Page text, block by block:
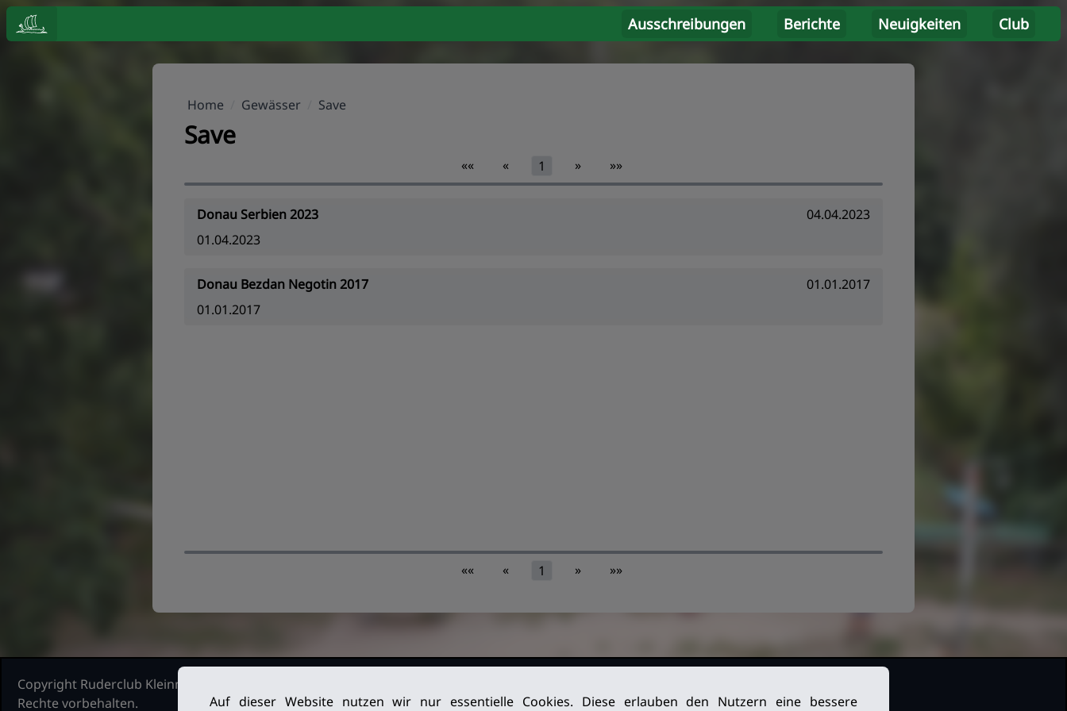
Ausschreibungen Berichte Neuigkeiten Club
Home Gewässer Save
Save
«« « 1 » »»
Donau Serbien 2023
04.04.2023
01.04.2023
Donau Bezdan Negotin 2017
01.01.2017
01.01.2017
«« « 1 » »»
Copyright Ruderclub Kleinmachnow Stahnsdorf Teltow, 2026. Alle
Rechte vorbehalten.
Datenschutz
Auf dieser Website nutzen wir nur essentielle Cookies. Diese erlauben den Nutzern eine bessere